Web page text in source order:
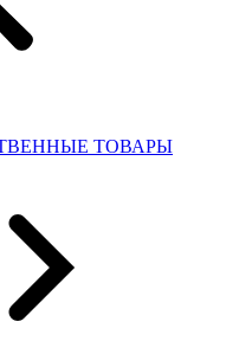
ТОВАРЫ